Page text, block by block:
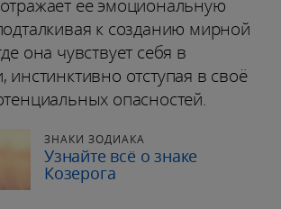
её эмоциональную
к созданию мирной
она чувствует себя в
инстинктивно отступая в своё
опасностей.
ЗНАКИ ЗОДИАКА
Узнайте всё о знаке
Козерога